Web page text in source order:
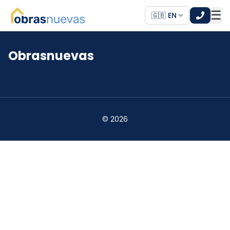
🇬🇧 EN ☰
*
Obrasnuevas
© 2026